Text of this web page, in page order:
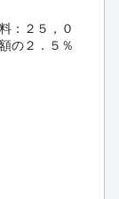
：２５，０
の２．５％